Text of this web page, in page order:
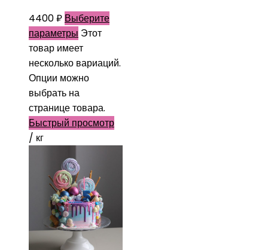
4400₽ Выберите
параметры Этот
товар имеет
несколько вариаций.
Опции можно
выбрать на
странице товара.
Быстрый просмотр
/ кг